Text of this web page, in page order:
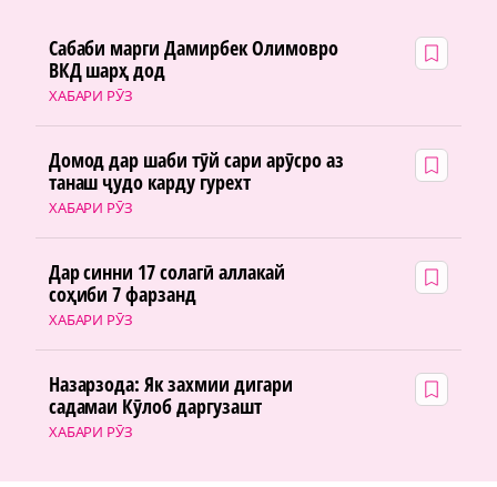
ХАБАРИ РӮЗ
Сабаби марги Дамирбек Олимовро
ВКД шарҳ дод
ХАБАРИ РӮЗ
Домод дар шаби тӯй сари арӯсро аз
танаш ҷудо карду гурехт
ХАБАРИ РӮЗ
Дар синни 17 солагӣ аллакай
соҳиби 7 фарзанд
ХАБАРИ РӮЗ
Назарзода: Як захмии дигари
садамаи Кӯлоб даргузашт